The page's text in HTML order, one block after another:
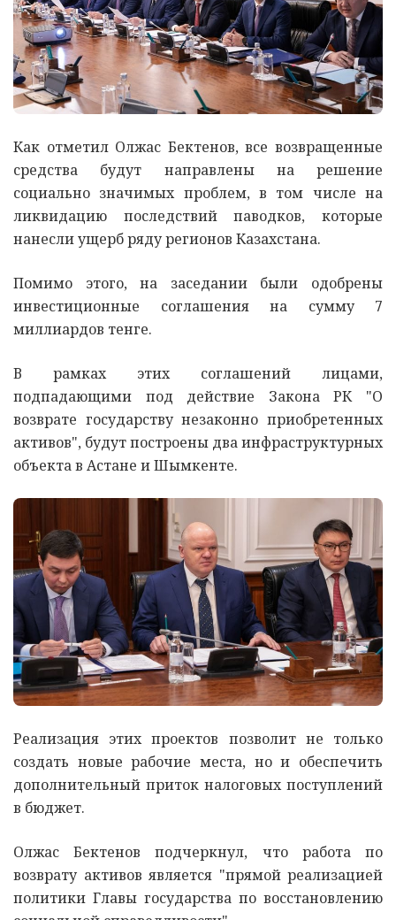
Как отметил Олжас Бектенов, все возвращенные
средства будут направлены на решение
социально значимых проблем, в том числе на
ликвидацию последствий паводков, которые
нанесли ущерб ряду регионов Казахстана.
Помимо этого, на заседании были одобрены
инвестиционные соглашения на сумму 7
миллиардов тенге.
В рамках этих соглашений лицами,
подпадающими под действие Закона РК "О
возврате государству незаконно приобретенных
активов", будут построены два инфраструктурных
объекта в Астане и Шымкенте.
Реализация этих проектов позволит не только
создать новые рабочие места, но и обеспечить
дополнительный приток налоговых поступлений
в бюджет.
Олжас Бектенов подчеркнул, что работа по
возврату активов является "прямой реализацией
политики Главы государства по восстановлению